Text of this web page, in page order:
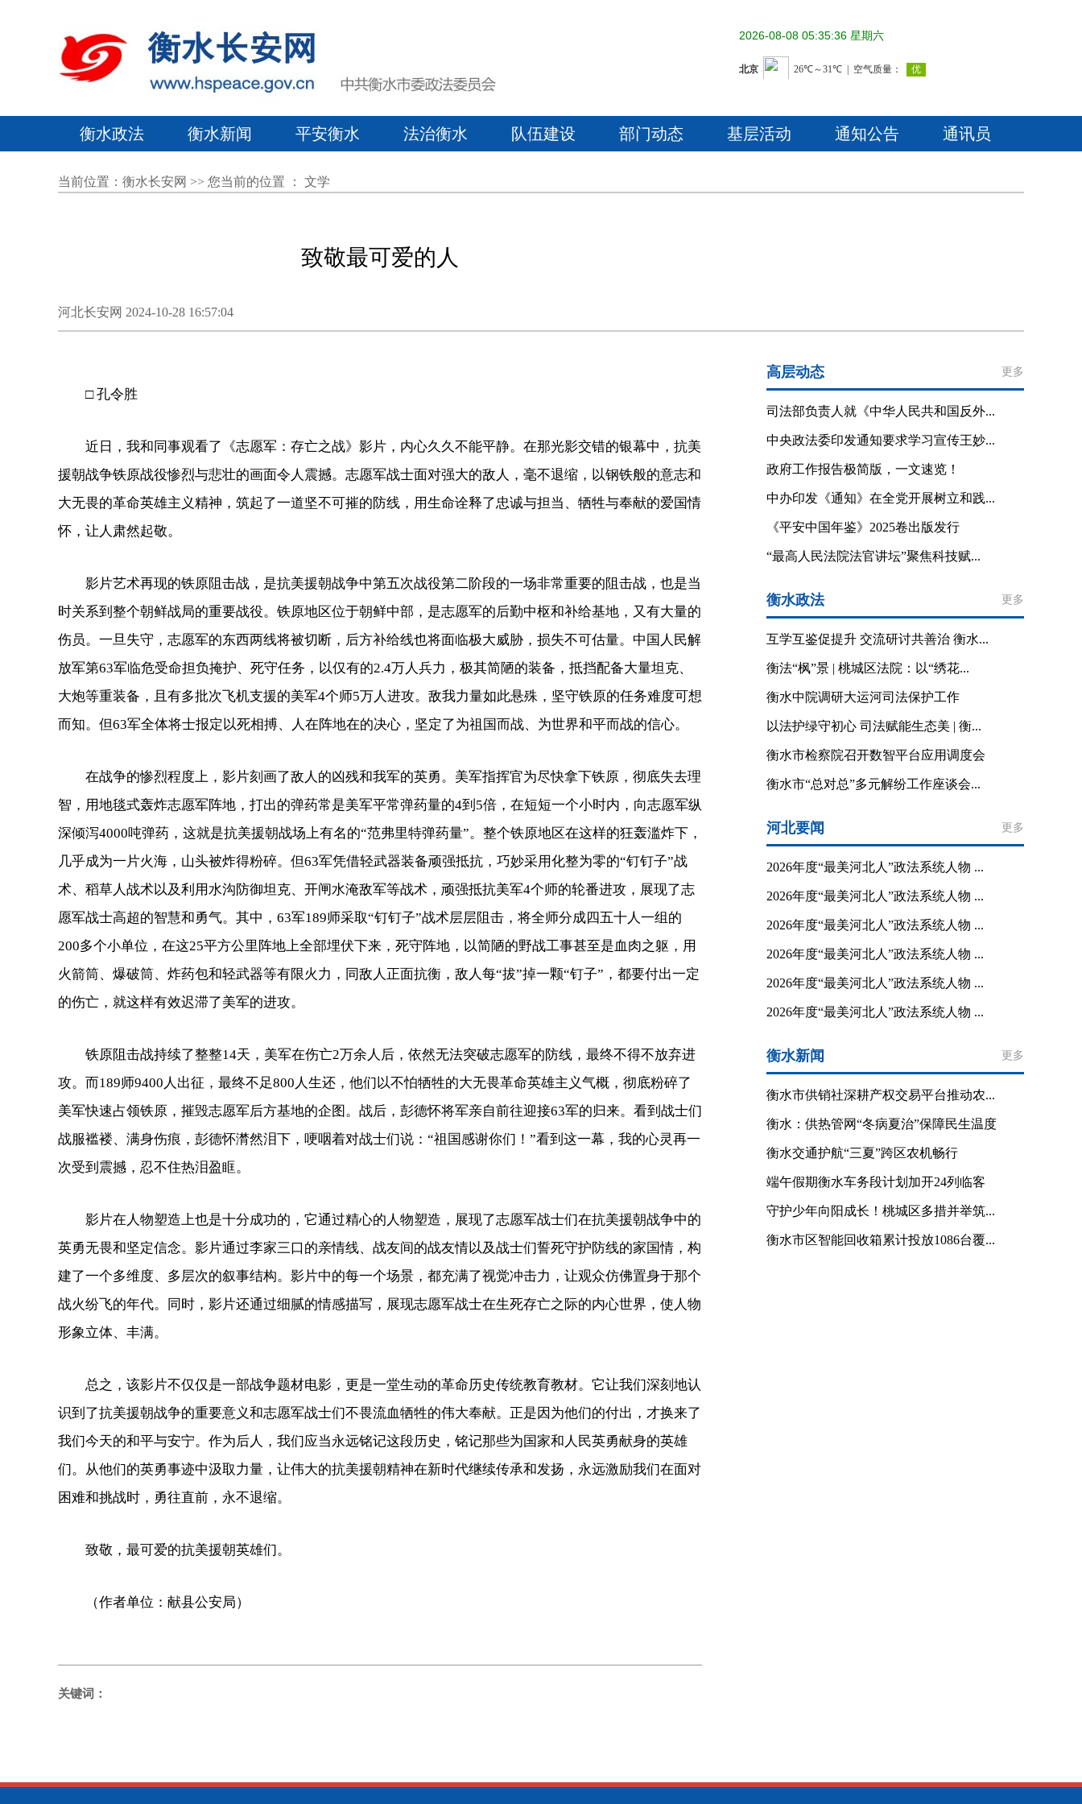
2026-08-08 05:35:36 星期六
衡水政法 衡水新闻 平安衡水 法治衡水 队伍建设 部门动态 基层活动 通知公告 通讯员
当前位置： 衡水长安网 >> 您当前的位置 ： 文学
致敬最可爱的人
河北长安网 2024-10-28 16:57:04
□ 孔令胜
近日，我和同事观看了《志愿军：存亡之战》影片，内心久久不能平静。在那光影交错的银幕中，抗美
援朝战争铁原战役惨烈与悲壮的画面令人震撼。志愿军战士面对强大的敌人，毫不退缩，以钢铁般的意志和
大无畏的革命英雄主义精神，筑起了一道坚不可摧的防线，用生命诠释了忠诚与担当、牺牲与奉献的爱国情
怀，让人肃然起敬。
影片艺术再现的铁原阻击战，是抗美援朝战争中第五次战役第二阶段的一场非常重要的阻击战，也是当
时关系到整个朝鲜战局的重要战役。铁原地区位于朝鲜中部，是志愿军的后勤中枢和补给基地，又有大量的
伤员。一旦失守，志愿军的东西两线将被切断，后方补给线也将面临极大威胁，损失不可估量。中国人民解
放军第63军临危受命担负掩护、死守任务，以仅有的2.4万人兵力，极其简陋的装备，抵挡配备大量坦克、
大炮等重装备，且有多批次飞机支援的美军4个师5万人进攻。敌我力量如此悬殊，坚守铁原的任务难度可想
而知。但63军全体将士报定以死相搏、人在阵地在的决心，坚定了为祖国而战、为世界和平而战的信心。
在战争的惨烈程度上，影片刻画了敌人的凶残和我军的英勇。美军指挥官为尽快拿下铁原，彻底失去理
智，用地毯式轰炸志愿军阵地，打出的弹药常是美军平常弹药量的4到5倍，在短短一个小时内，向志愿军纵
深倾泻4000吨弹药，这就是抗美援朝战场上有名的“范弗里特弹药量”。整个铁原地区在这样的狂轰滥炸下，
几乎成为一片火海，山头被炸得粉碎。但63军凭借轻武器装备顽强抵抗，巧妙采用化整为零的“钉钉子”战
术、稻草人战术以及利用水沟防御坦克、开闸水淹敌军等战术，顽强抵抗美军4个师的轮番进攻，展现了志
愿军战士高超的智慧和勇气。其中，63军189师采取“钉钉子”战术层层阻击，将全师分成四五十人一组的
200多个小单位，在这25平方公里阵地上全部埋伏下来，死守阵地，以简陋的野战工事甚至是血肉之躯，用
火箭筒、爆破筒、炸药包和轻武器等有限火力，同敌人正面抗衡，敌人每“拔”掉一颗“钉子”，都要付出一定
的伤亡，就这样有效迟滞了美军的进攻。
铁原阻击战持续了整整14天，美军在伤亡2万余人后，依然无法突破志愿军的防线，最终不得不放弃进
攻。而189师9400人出征，最终不足800人生还，他们以不怕牺牲的大无畏革命英雄主义气概，彻底粉碎了
美军快速占领铁原，摧毁志愿军后方基地的企图。战后，彭德怀将军亲自前往迎接63军的归来。看到战士们
战服褴褛、满身伤痕，彭德怀潸然泪下，哽咽着对战士们说：“祖国感谢你们！”看到这一幕，我的心灵再一
次受到震撼，忍不住热泪盈眶。
影片在人物塑造上也是十分成功的，它通过精心的人物塑造，展现了志愿军战士们在抗美援朝战争中的
英勇无畏和坚定信念。影片通过李家三口的亲情线、战友间的战友情以及战士们誓死守护防线的家国情，构
建了一个多维度、多层次的叙事结构。影片中的每一个场景，都充满了视觉冲击力，让观众仿佛置身于那个
战火纷飞的年代。同时，影片还通过细腻的情感描写，展现志愿军战士在生死存亡之际的内心世界，使人物
形象立体、丰满。
总之，该影片不仅仅是一部战争题材电影，更是一堂生动的革命历史传统教育教材。它让我们深刻地认
识到了抗美援朝战争的重要意义和志愿军战士们不畏流血牺牲的伟大奉献。正是因为他们的付出，才换来了
我们今天的和平与安宁。作为后人，我们应当永远铭记这段历史，铭记那些为国家和人民英勇献身的英雄
们。从他们的英勇事迹中汲取力量，让伟大的抗美援朝精神在新时代继续传承和发扬，永远激励我们在面对
困难和挑战时，勇往直前，永不退缩。
致敬，最可爱的抗美援朝英雄们。
（作者单位：献县公安局）
关键词：
高层动态 更多
司法部负责人就《中华人民共和国反外...
中央政法委印发通知要求学习宣传王妙...
政府工作报告极简版，一文速览！
中办印发《通知》在全党开展树立和践...
《平安中国年鉴》2025卷出版发行
“最高人民法院法官讲坛”聚焦科技赋...
衡水政法 更多
互学互鉴促提升 交流研讨共善治 衡水...
衡法“枫”景 | 桃城区法院：以“绣花...
衡水中院调研大运河司法保护工作
以法护绿守初心 司法赋能生态美 | 衡...
衡水市检察院召开数智平台应用调度会
衡水市“总对总”多元解纷工作座谈会...
河北要闻 更多
2026年度“最美河北人”政法系统人物 ...
2026年度“最美河北人”政法系统人物 ...
2026年度“最美河北人”政法系统人物 ...
2026年度“最美河北人”政法系统人物 ...
2026年度“最美河北人”政法系统人物 ...
2026年度“最美河北人”政法系统人物 ...
衡水新闻 更多
衡水市供销社深耕产权交易平台推动农...
衡水：供热管网“冬病夏治”保障民生温度
衡水交通护航“三夏”跨区农机畅行
端午假期衡水车务段计划加开24列临客
守护少年向阳成长！桃城区多措并举筑...
衡水市区智能回收箱累计投放1086台覆...